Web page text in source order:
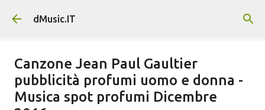
Passa ai contenuti principali
dMusic.IT
Canzone Jean Paul Gaultier
pubblicità profumi uomo e donna -
Musica spot profumi Dicembre